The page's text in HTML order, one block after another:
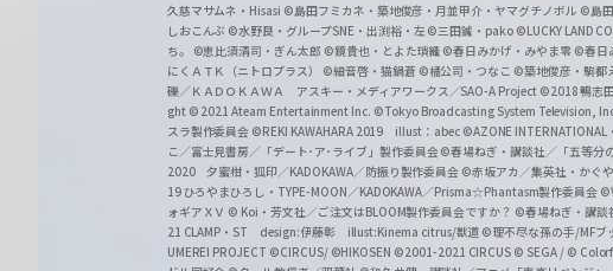
久慈マサムネ・Hisasi ©島田フミカネ・築地俊彦・月並甲介・ヤマグチノボル ©島
しおこんぶ ©水野良・グループSNE・出渕裕・左 ©三田誠・pako ©LUCKY LAND
ち。
©恵比須清司・ぎん太郎 ©鏡貴也・とよた瑣織 ©春日みかげ・みやま零 ©春日
にくＡＴＫ（ニトロプラス） ©細音啓・猫鍋蒼 ©橘公司・つなこ ©築地俊彦・駒都
礫／ＫＡＤＯＫＡＷＡ アスキー・メディアワークス／SAO-A Project ©2018 鴨志
ght © 2021 Ateam Entertainment Inc. ©Tokyo Broadcasting System Television,
スラ製作委員会 ©REKI KAWAHARA 2019 illust：abec ©AZONE
こ／富士見書房／「デート･ア･ライブ」製作委員会©春場ねぎ・講談社／「五等分
2020 夕蜜柑・狐印／KADOKAWA／防振り製作委員会 ©赤坂アカ／集英社・かぐ
19 ひろやまひろし・TYPE-MOON／KADOKAWA／Prisma☆Phantasm製作委員会
ォギアＸＶ © Koi・芳文社／ご注文はBLOOM製作委員会ですか？ ©春場ねぎ・講談
21 CLAMP・ST design:伊藤彰 illust:Kinema citrus/獣道 ©理不尽な孫の手/MFブ
UMEREI PROJECT ©CIRCUS/ ©HIKOSEN ©2001-2021 CIRCUS © SEGA / ©